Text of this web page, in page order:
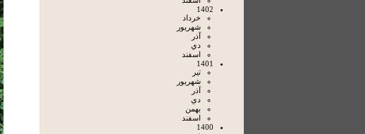
1402
خرداد
شهريور
آذر
دي
اسفند
1401
تير
شهريور
آذر
دي
بهمن
اسفند
1400